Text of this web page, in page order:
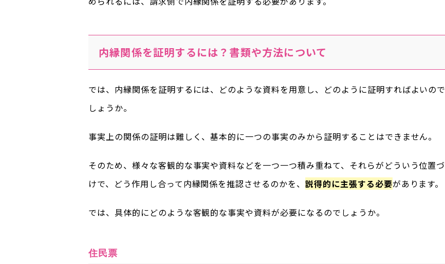
内縁関係を証明するには？書類や方法について
では、内縁関係を証明するには、どのような資料を用意し、どのように証明すればよいので
しょうか。
事実上の関係の証明は難しく、基本的に一つの事実のみから証明することはできません。
そのため、様々な客観的な事実や資料などを一つ一つ積み重ねて、それらがどういう位置づ
けで、どう作用し合って内縁関係を推認させるのかを、 説得的に主張する必要があります。
では、具体的にどのような客観的な事実や資料が必要になるのでしょうか。
住民票